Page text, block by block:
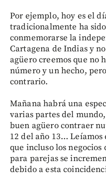
Por ejemplo, hoy es el
tradicionalmente ha
conmemorarse la
Cartagena de Indias y
agüero creemos que no
número y un hecho,
contrario.
Mañana habrá una
varias partes del
buen agüero contraer
12 del año 13… Leíamos
que incluso los
para parejas se
debido a esta